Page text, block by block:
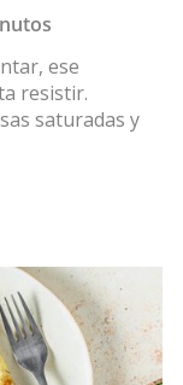
ese
resistir.
saturadas y